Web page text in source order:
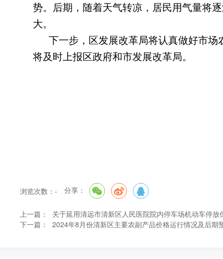
势。 后期，随着天气转凉 ， 居民用气量将
大。
下一步 ， 区发展改革局将认真做好市
将及时上报区政府和市发展改革局。
浏览次数： - 分享：
上一篇：
关于延用清远市清新区人民医院院内停车场机动车停
下一篇：
2024年8月份清新区主要农副产品价格运行情况及后期